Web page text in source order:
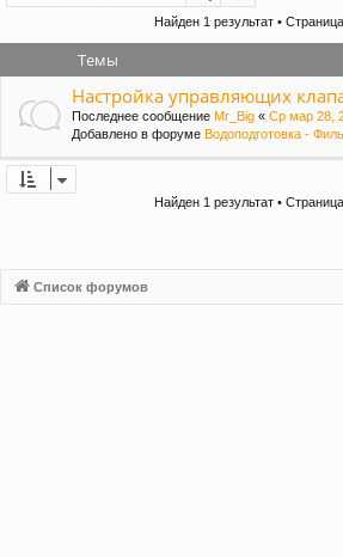
Найден 1 результат • Страница
Темы
Настройка управляющих
Последнее сообщение Mr_Big « Ср мар 28,
Добавлено в форуме Водоподготовка -
Найден 1 результат • Страница
Список форумов